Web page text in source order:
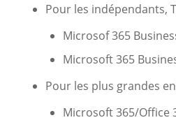
Pour les indépendants,
Microsof 365
Microsoft 365
Pour les plus grandes
Microsoft 365/Office